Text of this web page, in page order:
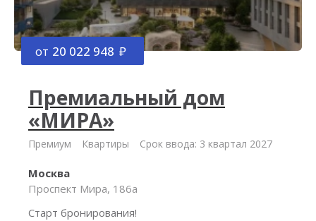
от 20 022 948
Премиальный дом
«МИРА»
Премиум Квартиры Срок ввода: 3 квартал 2027
Москва
Проспект Мира, 186а
Старт бронирования!